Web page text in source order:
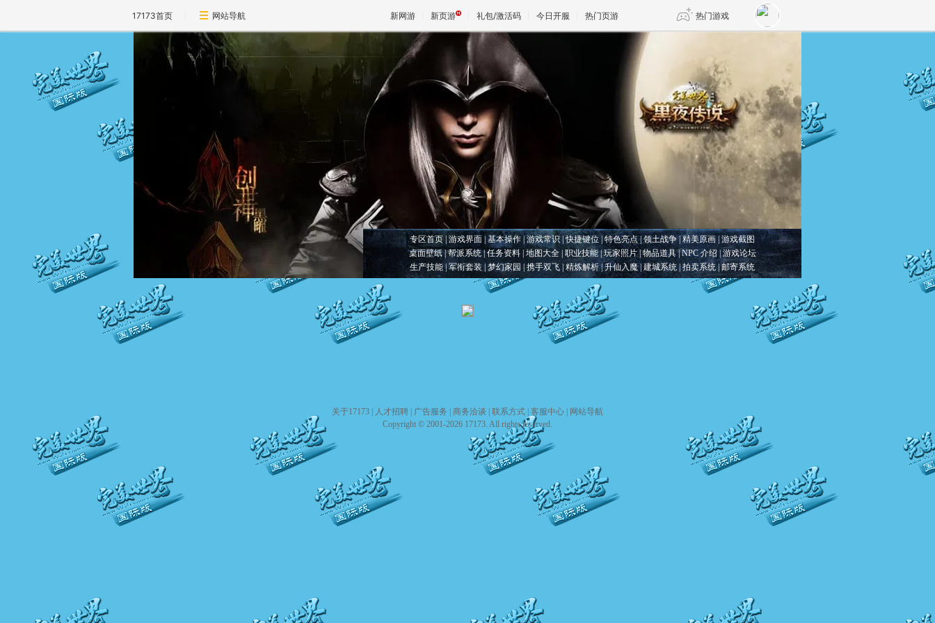
17173首页 网站导航 新网游 新页游 礼包/激活码 今日开服 热门页游 热门游戏
传奇4
剑网3旗舰版 新天龙八部
仙剑世界
专区首页 游戏界面 基本操作 | 游戏常识| 快捷键位 特色亮点 领土战争 | 精美原画 游戏截图
桌面壁纸 | 帮派系统 | 任务资料 地图大全 职业技能 | 玩家照片 | 物品道具 | NPC 介绍 |游戏论坛
生产技能|军衔套装 | 梦幻家园 携手双飞 精炼解析|升仙入魔|建城系统|拍卖系统|邮寄系统
关于17173 人才招聘 广告服务 商务洽谈 联系方式 客服中心
网站导航
Copyright © 2001-2026 17173. All rights reserved.